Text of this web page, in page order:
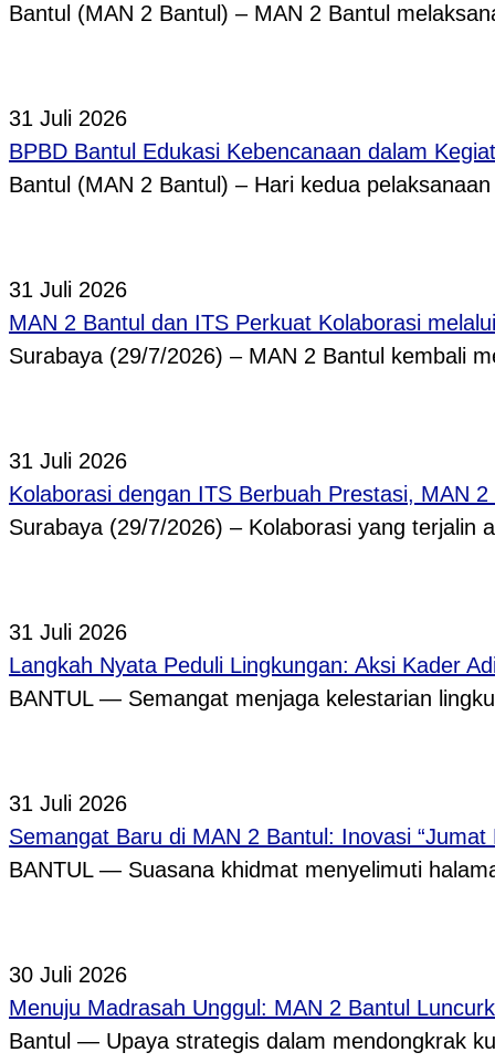
Bantul (MAN 2 Bantul) – MAN 2 Bantul
31 Juli 2026
BPBD Bantul Edukasi Kebencanaan dalam
Bantul (MAN 2 Bantul) – Hari kedua
31 Juli 2026
MAN 2 Bantul dan ITS Perkuat Kolaborasi
Surabaya (29/7/2026) – MAN 2 Bantul kembali
31 Juli 2026
Kolaborasi dengan ITS Berbuah Prestasi, MAN
Surabaya (29/7/2026) – Kolaborasi yang terjalin
31 Juli 2026
Langkah Nyata Peduli Lingkungan: Aksi Kader
BANTUL — Semangat menjaga kelestarian
31 Juli 2026
Semangat Baru di MAN 2 Bantul: Inovasi
BANTUL — Suasana khidmat menyelimuti
30 Juli 2026
Menuju Madrasah Unggul: MAN 2 Bantul
Bantul — Upaya strategis dalam mendongkrak